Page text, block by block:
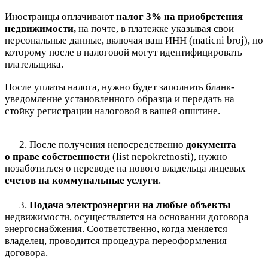
Иностранцы оплачиваютналог 3% на приобретения
недвижимости, на почте, в платежке указывая свои
персональные данные, включая ваш ИНН (maticni broj), по
которому после в налоговой могут идентифицировать
плательщика.
После уплаты налога, нужно будет заполнить бланк-
уведомление установленного образца и передать на
стойку регистрации налоговой в вашей општине.
2. После получения непосредственно документа
о праве собственности (list nepokretnosti), нужно
позаботиться о переводе на нового владельца лицевых
счетов на коммунальные услуги.
3. Подача электроэнергии на любые объекты
недвижимости, осуществляется на основании договора
энергоснабжения. Соответственно, когда меняется
владелец, проводится процедура переоформления
договора.